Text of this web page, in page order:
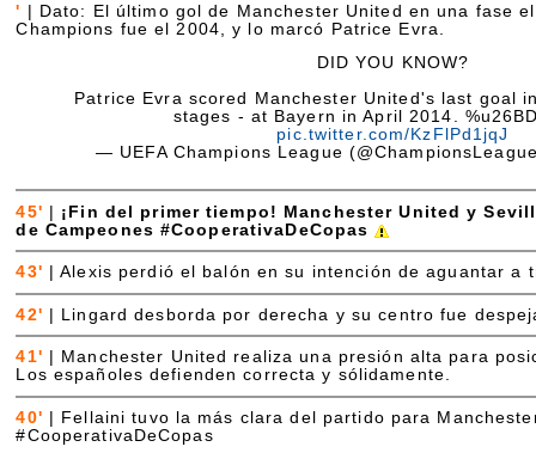
' | Dato: El último gol de Manchester United en una fase
Champions fue el 2004, y lo marcó Patrice Evra.
DID YOU KNOW?
Patrice Evra scored Manchester United's last goal
stages - at Bayern in April 2014.
pic.twitter.com/KzFlPd1jqJ
— UEFA Champions League
45' | ¡Fin del primer tiempo! Manchester United y
de Campeones #CooperativaDeCopas
43' |Alexis perdió el balón en su intención de aguantar a
42' | Lingard desborda por derecha y su centro fue
41'
Manchester United realiza una presión alta para
Los españoles defienden correcta y sólidamente.
40'
Fellaini tuvo la más clara del partido para
#CooperativaDeCopas